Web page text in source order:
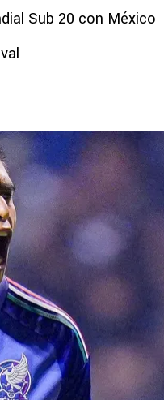
Sub 20 con México